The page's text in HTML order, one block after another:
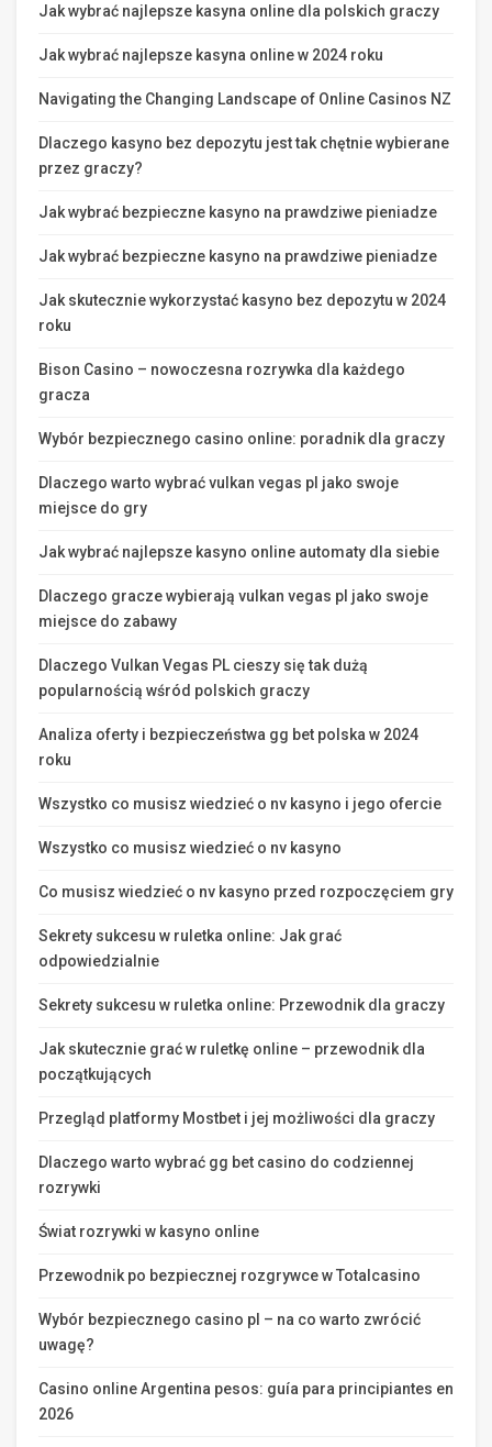
Jak wybrać najlepsze kasyna online dla polskich graczy
Jak wybrać najlepsze kasyna online w 2024 roku
Navigating the Changing Landscape of Online Casinos NZ
Dlaczego kasyno bez depozytu jest tak chętnie wybierane
przez graczy?
Jak wybrać bezpieczne kasyno na prawdziwe pieniadze
Jak wybrać bezpieczne kasyno na prawdziwe pieniadze
Jak skutecznie wykorzystać kasyno bez depozytu w 2024
roku
Bison Casino – nowoczesna rozrywka dla każdego
gracza
Wybór bezpiecznego casino online: poradnik dla graczy
Dlaczego warto wybrać vulkan vegas pl jako swoje
miejsce do gry
Jak wybrać najlepsze kasyno online automaty dla siebie
Dlaczego gracze wybierają vulkan vegas pl jako swoje
miejsce do zabawy
Dlaczego Vulkan Vegas PL cieszy się tak dużą
popularnością wśród polskich graczy
Analiza oferty i bezpieczeństwa gg bet polska w 2024
roku
Wszystko co musisz wiedzieć o nv kasyno i jego ofercie
Wszystko co musisz wiedzieć o nv kasyno
Co musisz wiedzieć o nv kasyno przed rozpoczęciem gry
Sekrety sukcesu w ruletka online: Jak grać
odpowiedzialnie
Sekrety sukcesu w ruletka online: Przewodnik dla graczy
Jak skutecznie grać w ruletkę online – przewodnik dla
początkujących
Przegląd platformy Mostbet i jej możliwości dla graczy
Dlaczego warto wybrać gg bet casino do codziennej
rozrywki
Świat rozrywki w kasyno online
Przewodnik po bezpiecznej rozgrywce w Totalcasino
Wybór bezpiecznego casino pl – na co warto zwrócić
uwagę?
Casino online Argentina pesos: guía para principiantes en
2026